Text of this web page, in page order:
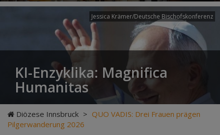
Jessica Krämer/Deutsche Bischofskonferenz
KI-Enzyklika: Magnifica
Humanitas
Diözese Innsbruck > QUO VADIS: Drei Frauen prägen
Pilgerwanderung 2026